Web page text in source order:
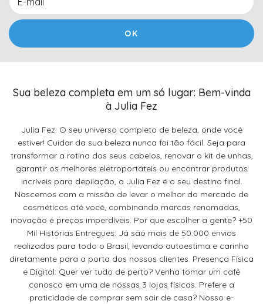
Sua beleza completa em um só lugar: Bem-vinda
à Julia Fez
Julia Fez: O seu universo completo de beleza, onde você
estiver! Cuidar da sua beleza nunca foi tão fácil. Seja para
transformar a rotina dos seus cabelos, renovar o kit de unhas,
garantir os melhores eletroportáteis ou encontrar produtos
incríveis para depilação, a Julia Fez é o seu destino final.
Nascemos com a missão de levar o melhor do mercado de
cosméticos até você, combinando marcas renomadas,
inovação e preços imperdíveis. Por que escolher a gente? +50
Mil Histórias Entregues: Já são mais de 50.000 envios
realizados para todo o Brasil, levando autoestima e carinho
diretamente para a porta dos nossos clientes. Presença Física
e Digital: Quer ver tudo de perto? Venha tomar um café
conosco em uma de nossas 3 lojas físicas. Prefere a
praticidade de comprar sem sair de casa? Nosso e-